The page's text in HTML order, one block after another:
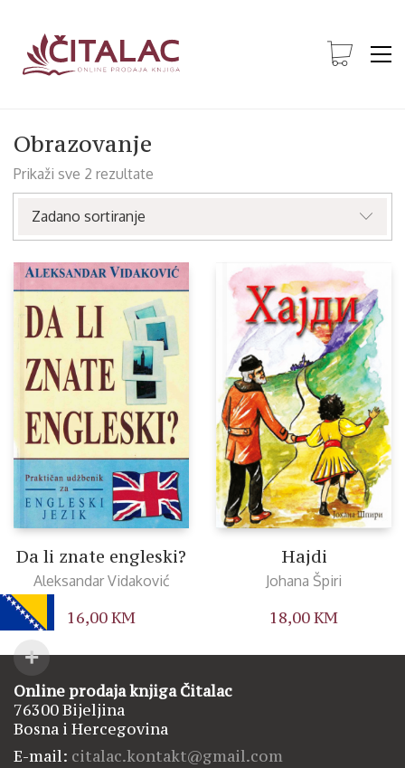
Obrazovanje
Prikaži sve 2 rezultate
Zadano sortiranje
Da li znate engleski?
Aleksandar Vidaković
16,00KM
Hajdi
Johana Špiri
18,00KM
Online prodaja knjiga Čitalac
76300 Bijeljina
Bosna i Hercegovina
E-mail: citalac.kontakt@gmail.com